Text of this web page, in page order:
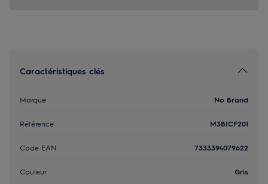
Caractéristiques clés
Marque No Brand
Référence M3BICF201
Code EAN 7333394079622
Couleur Gris